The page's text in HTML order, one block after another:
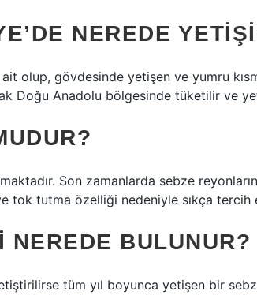
NEREDE
olup, gövdesinde yetişen ve yumru
Doğu Anadolu bölgesinde tüketilir ve
Son zamanlarda sebze
tok tutma özelliği nedeniyle sıkça tercih
BULUNUR?
tüm yıl boyunca yetişen bir